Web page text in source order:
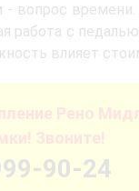
времени.
работа с
влияет
Рено
Звоните!
90-24